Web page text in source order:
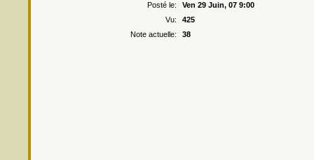
Posté le:
Ven 29 Juin, 07 9:00
Vu:
425
Note actuelle:
38